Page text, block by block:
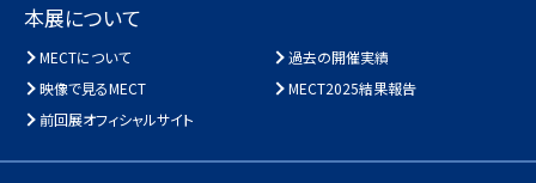
本展について
MECTについて
過去の開催実績
映像で見るMECT
MECT2025結果報告
前回展オフィシャルサイト